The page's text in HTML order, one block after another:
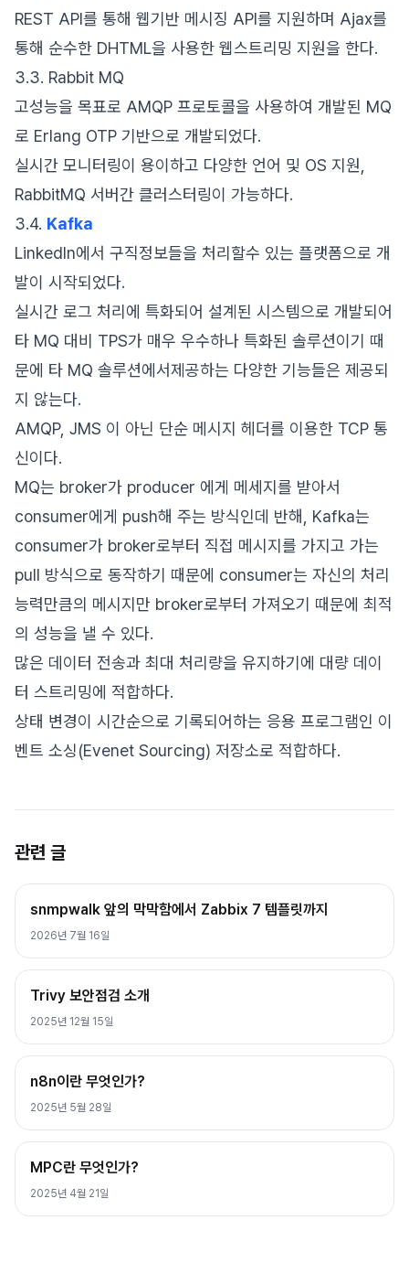
REST API를 통해 웹기반 메시징 API를 지원하며 Ajax를
통해 순수한 DHTML을 사용한 웹스트리밍 지원을 한다.
3.3. Rabbit MQ
고성능을 목표로 AMQP 프로토콜을 사용하여 개발된 MQ
로 Erlang OTP 기반으로 개발되었다.
실시간 모니터링이 용이하고 다양한 언어 및 OS 지원,
RabbitMQ 서버간 클러스터링이 가능하다.
3.4. Kafka
LinkedIn에서 구직정보들을 처리할수 있는 플랫폼으로 개
발이 시작되었다.
실시간 로그 처리에 특화되어 설계된 시스템으로 개발되어
타 MQ 대비 TPS가 매우 우수하나 특화된 솔루션이기 때
문에 타 MQ 솔루션에서제공하는 다양한 기능들은 제공되
지 않는다.
AMQP, JMS 이 아닌 단순 메시지 헤더를 이용한 TCP 통
신이다.
MQ는 broker가 producer 에게 메세지를 받아서
consumer에게 push해 주는 방식인데 반해, Kafka는
consumer가 broker로부터 직접 메시지를 가지고 가는
pull 방식으로 동작하기 때문에 consumer는 자신의 처리
능력만큼의 메시지만 broker로부터 가져오기 때문에 최적
의 성능을 낼 수 있다.
많은 데이터 전송과 최대 처리량을 유지하기에 대량 데이
터 스트리밍에 적합하다.
상태 변경이 시간순으로 기록되어하는 응용 프로그램인 이
벤트 소싱(Evenet Sourcing) 저장소로 적합하다.
관련 글
snmpwalk 앞의 막막함에서 Zabbix 7 템플릿까지
2026년 7월 16일
Trivy 보안점검 소개
2025년 12월 15일
n8n이란 무엇인가?
2025년 5월 28일
MPC란 무엇인가?
2025년 4월 21일